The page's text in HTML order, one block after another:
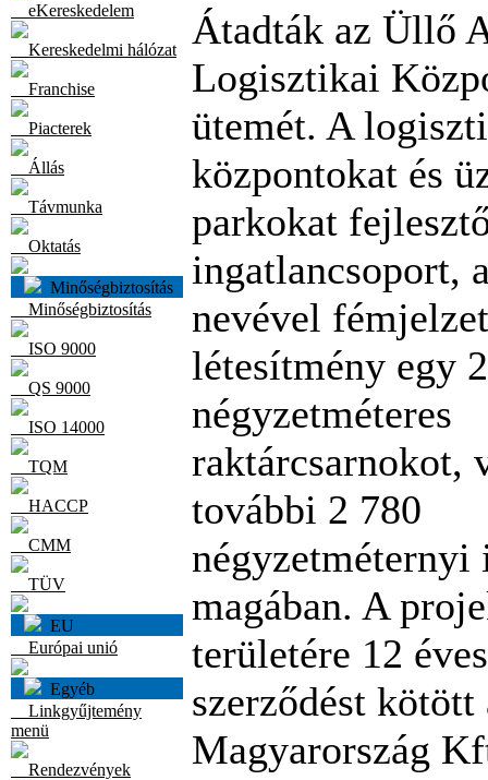
eKereskedelem
Kereskedelmi hálózat
Franchise
Piacterek
Állás
Távmunka
Oktatás
Minőségbiztosítás
Minőségbiztosítás
ISO 9000
QS 9000
ISO 14000
TQM
HACCP
CMM
TÜV
EU
Európai unió
Egyéb
Linkgyűjtemény
menü
Rendezvények
Átadták az Üllő
Logisztikai
ütemét. A
központokat és
parkokat
ingatlancsoport,
nevével
létesítmény egy
négyzetméteres
raktárcsarnokot,
további 2 780
magában. A
területére 12
szerződést kötött
Magyarország